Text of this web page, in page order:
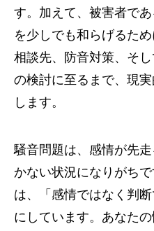
す。加えて、被害者で
を少しでも和らげるた
相談先、防音対策、そ
の検討に至るまで、現
します。
騒音問題は、感情が先
かない状況になりがち
は、「感情ではなく判
にしています。あなた